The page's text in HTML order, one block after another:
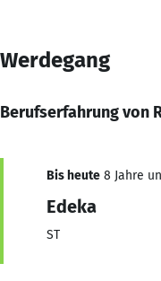
Werdegang
Berufserfahrung von
Bis heute 8 Jahre
Edeka
ST